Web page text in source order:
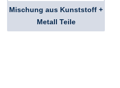
Mischung aus Kunststoff +
Metall Teile